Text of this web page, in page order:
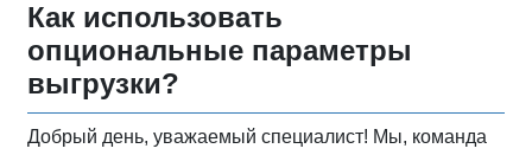
Как использовать
опциональные параметры
выгрузки?
Добрый день, уважаемый специалист! Мы, команда